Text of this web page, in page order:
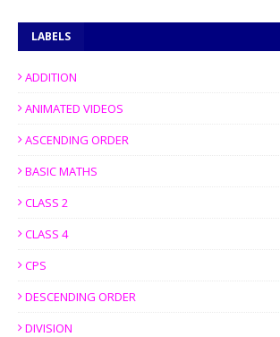
LABELS
ADDITION
ANIMATED VIDEOS
ASCENDING ORDER
BASIC MATHS
CLASS 2
CLASS 4
CPS
DESCENDING ORDER
DIVISION